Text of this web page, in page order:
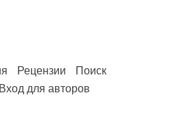
Рецензии
Поиск
Вход для авторов